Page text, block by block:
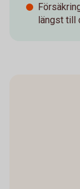
längst till